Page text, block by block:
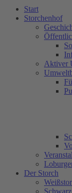
Start
Storchenhof
Aktiver
Der Storch